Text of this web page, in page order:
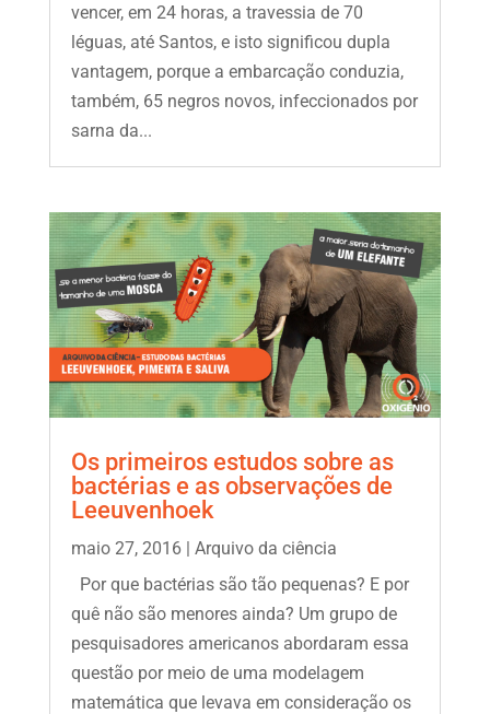
vencer, em 24 horas, a travessia de 70
léguas, até Santos, e isto significou dupla
vantagem, porque a embarcação conduzia,
também, 65 negros novos, infeccionados por
sarna da...
Os primeiros estudos sobre as
bactérias e as observações de
Leeuvenhoek
maio 27, 2016| Arquivo da ciência
Por que bactérias são tão pequenas? E por
quê não são menores ainda? Um grupo de
pesquisadores americanos abordaram essa
questão por meio de uma modelagem
matemática que levava em consideração os